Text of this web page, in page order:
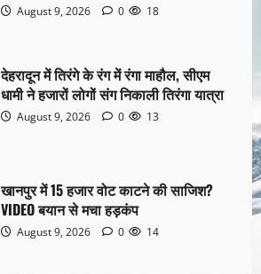
August 9, 2026 0 18
देहरादून में तिरंगे के रंग में रंगा माहौल, सीएम
धामी ने हजारों लोगों संग निकाली तिरंगा यात्रा
August 9, 2026 0 13
खानपुर में 15 हजार वोट काटने की साजिश?
VIDEO बयान से मचा हड़कंप
August 9, 2026 0 14